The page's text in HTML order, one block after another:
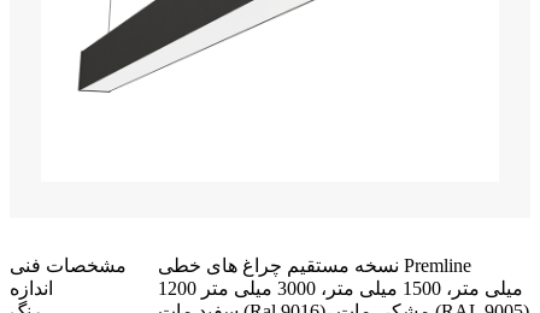
مشخصات فنی
نسخه مستقیم چراغ های خطی Premline
اندازه
1200 میلی متر، 1500 میلی متر، 3000 میلی متر